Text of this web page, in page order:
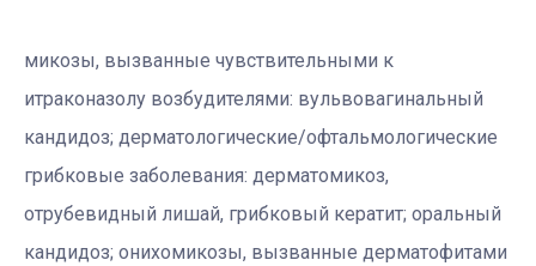
микозы, вызванные чувствительными к
итраконазолу возбудителями: вульвовагинальный
кандидоз; дерматологические/офтальмологические
грибковые заболевания: дерматомикоз,
отрубевидный лишай, грибковый кератит; оральный
кандидоз; онихомикозы, вызванные дерматофитами